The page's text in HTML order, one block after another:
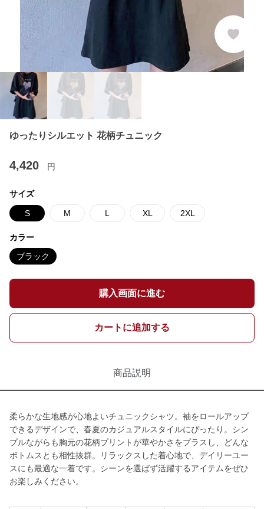
ゆったりシルエット 花柄チュニック
4,420 円
サイズ
S M L XL 2XL
カラー
ブラック
購入画面に進む
カートに追加する
商品説明
柔らかな生地感が心地よいチュニックシャツ。袖をロールアップ
できるデザインで、春夏のカジュアルスタイルにぴったり。シン
プルながらも胸元の花柄プリントが華やかさをプラスし、どんな
ボトムスとも相性抜群。リラックスした着心地で、デイリーユー
スにも最適な一着です。シーンを選ばず活躍するアイテムをぜひ
お楽しみください。